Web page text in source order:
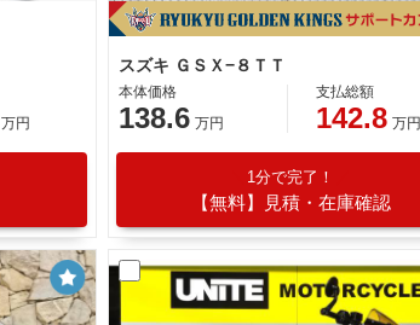
万円
スズキ ＧＳＸ−８ＴＴ
本体価格
138.6 万円
支払総額
142.8 万円
1分で完了！
【無料】見積・在庫確認